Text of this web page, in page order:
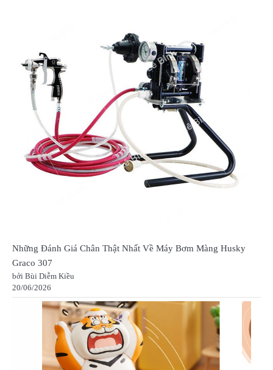
Những Đánh Giá Chân Thật Nhất Về Máy Bơm Màng Husky
Graco 307
bởi Bùi Diễm Kiều
20/06/2026